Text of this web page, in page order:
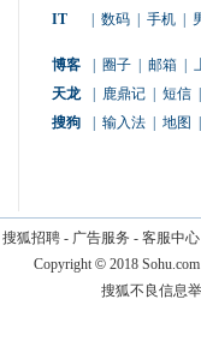
IT
数码 手机
博客 圈子 邮箱
天龙
鹿鼎记 短信
搜狗
输入法 地图
搜狐招聘- 广告服务 - 客服中心
Copyright © 2018
搜狐不良信息